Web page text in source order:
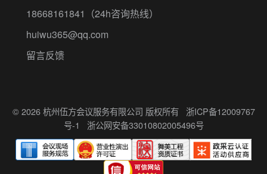
18668161841
（24h咨询热线）
huiwu365@qq.com
留言反馈
© 2026 杭州伍方会议服务有限公司 版权所有 浙ICP备12009767
号-1
浙公网安备33010802005496号